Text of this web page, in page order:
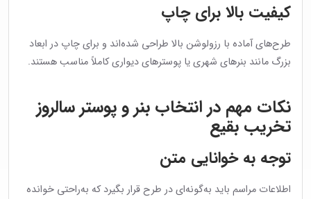
کیفیت بالا برای چاپ
طرح‌های آماده با رزولوشن بالا طراحی شده‌اند و برای چاپ در ابعاد
بزرگ مانند بنرهای شهری یا پوسترهای دیواری کاملاً مناسب هستند.
نکات مهم در انتخاب بنر و پوستر سالروز
تخریب بقیع
توجه به خوانایی متن
اطلاعات مراسم باید به‌گونه‌ای در طرح قرار بگیرد که به‌راحتی خوانده